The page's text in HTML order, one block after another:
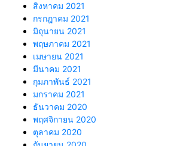
สิงหาคม 2021
กรกฎาคม 2021
มิถุนายน 2021
พฤษภาคม 2021
เมษายน 2021
มีนาคม 2021
กุมภาพันธ์ 2021
มกราคม 2021
ธันวาคม 2020
พฤศจิกายน 2020
ตุลาคม 2020